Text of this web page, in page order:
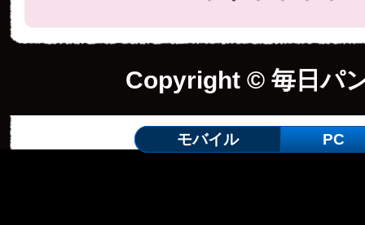
Copyright © 毎日パ
モバイル PC